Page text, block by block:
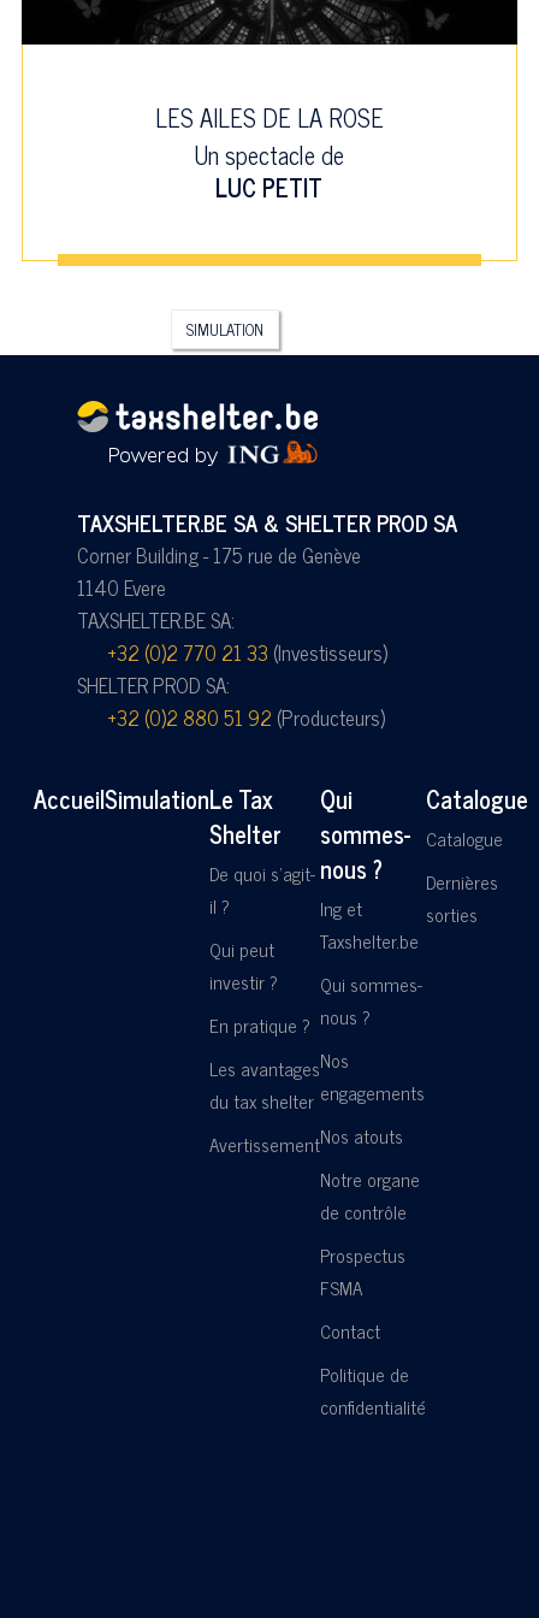
LES AILES DE LA ROSE
Un spectacle de
LUC PETIT
SIMULATION
TAXSHELTER.BE SA & SHELTER PROD SA
Corner Building - 175 rue de Genève
1140 Evere
TAXSHELTER.BE SA:
+32 (0)2 770 21 33 (Investisseurs)
SHELTER PROD SA:
+32 (0)2 880 51 92 (Producteurs)
AccueilSimulationLe Tax
Shelter
De quoi s'agit-
il ?
Qui peut
investir ?
En pratique ?
Les avantages
du tax shelter
Avertissement
Qui
sommes-
nous ?
Ing et
Taxshelter.be
Qui sommes-
nous ?
Nos
engagements
Nos atouts
Notre organe
de contrôle
Prospectus
FSMA
Contact
Politique de
confidentialité
Catalogue
Catalogue
Dernières
sorties